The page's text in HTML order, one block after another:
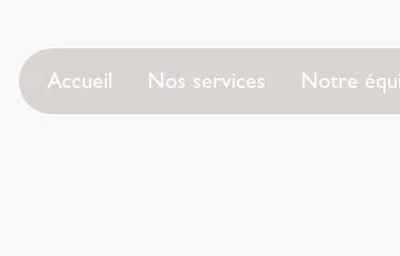
Accueil Nos services Notre